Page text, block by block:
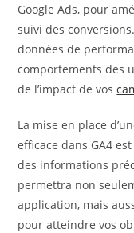
Google Ads, pour
suivi des
données de
comportements des
de l’impact de vos
La mise en place
efficace dans GA4
des informations
permettra non
application, mais
pour atteindre vos